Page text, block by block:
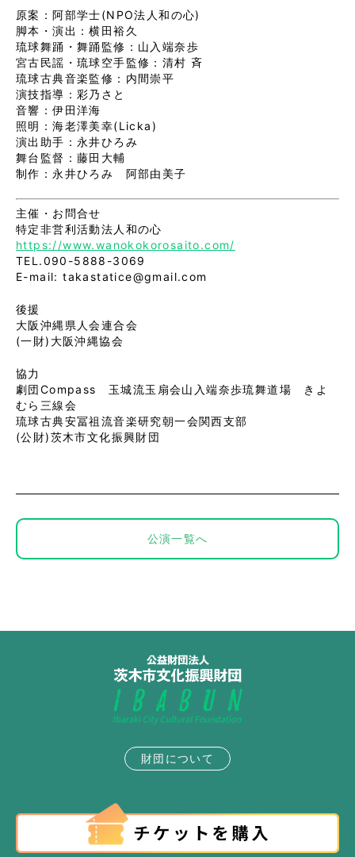
原案：阿部学士(NPO法人和の心)
脚本・演出：横田裕久
琉球舞踊・舞踊監修：山入端奈歩
宮古民謡・琉球空手監修：清村 斉
琉球古典音楽監修：内間崇平
演技指導：彩乃さと
音響：伊田洋海
照明：海老澤美幸(Licka)
演出助手：永井ひろみ
舞台監督：藤田大輔
制作：永井ひろみ 阿部由美子
主催・お問合せ
特定非営利活動法人和の心
https://www.wanokokorosaito.com/
TEL.090-5888-3069
E-mail: takastatice@gmail.com
後援
大阪沖縄県人会連合会
(一財)大阪沖縄協会
協力
劇団Compass 玉城流玉扇会山入端奈歩琉舞道場 きよ
むら三線会
琉球古典安冨祖流音楽研究朝一会関西支部
(公財)茨木市文化振興財団
公演一覧へ
財団について